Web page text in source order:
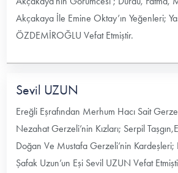
Akçakaya İle Emine Oktay’ın Yeğenleri;
ÖZDEMİROĞLU Vefat Etmiştir.
Sevil UZUN
Ereğli Eşrafından Merhum Hacı Sait
Nezahat Gerzeli’nin Kızları; Serpil
Doğan Ve Mustafa Gerzeli’nin Kardeşleri;
Şafak Uzun’un Eşi Sevil UZUN Vefat